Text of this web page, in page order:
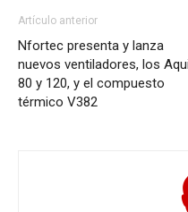
Artículo anterior
Nfortec presenta y lanza
nuevos ventiladores, los
80 y 120, y el compuesto
térmico V382